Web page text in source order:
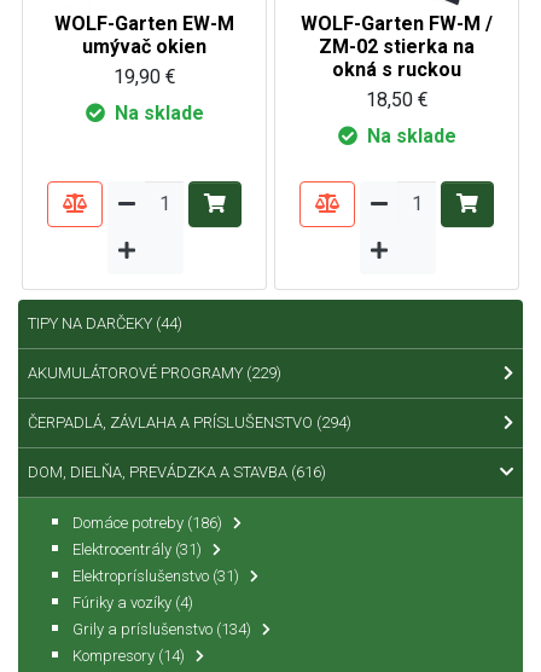
WOLF-Garten EW-M
umývač okien
19,90 €
Na sklade
WOLF-Garten FW-M /
ZM-02 stierka na
okná s ruckou
18,50 €
Na sklade
TIPY NA DARČEKY (44)
AKUMULÁTOROVÉ PROGRAMY (229)
ČERPADLÁ, ZÁVLAHA A PRÍSLUŠENSTVO (294)
DOM, DIELŇA, PREVÁDZKA A STAVBA (616)
Domáce potreby (186)
Elektrocentrály (31)
Elektropríslušenstvo (31)
Fúriky a vozíky (4)
Grily a príslušenstvo (134)
Kompresory (14)